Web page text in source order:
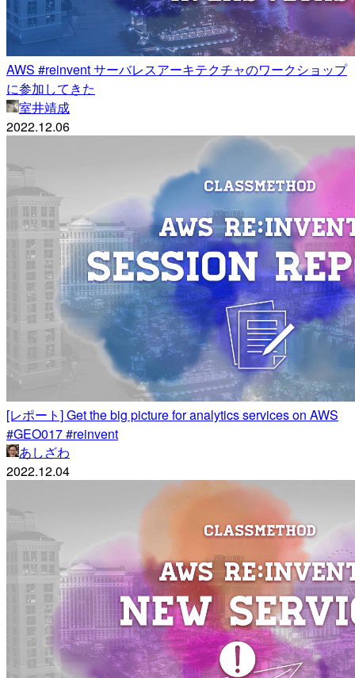
AWS #reinvent サーバレスアーキテクチャのワークショップ
に参加してきた
室井靖成
2022.12.06
[レポート] Get the big picture for analytics services on AWS
#GEO017 #reinvent
あしざわ
2022.12.04